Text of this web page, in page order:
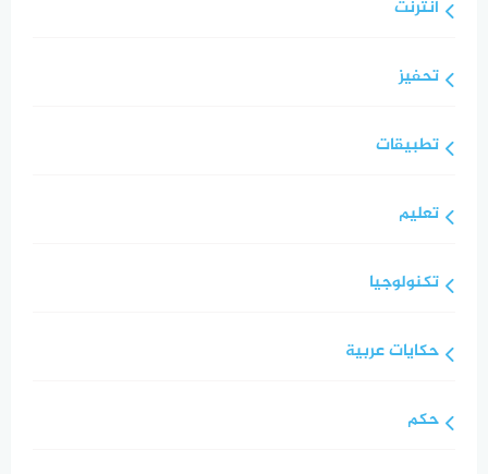
انترنت
تحفيز
تطبيقات
تعليم
تكنولوجيا
حكايات عربية
حكم